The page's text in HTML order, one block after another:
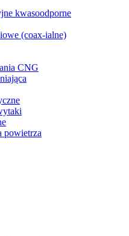
kwasoodporne
(coax-ialne)
CNG
powietrza